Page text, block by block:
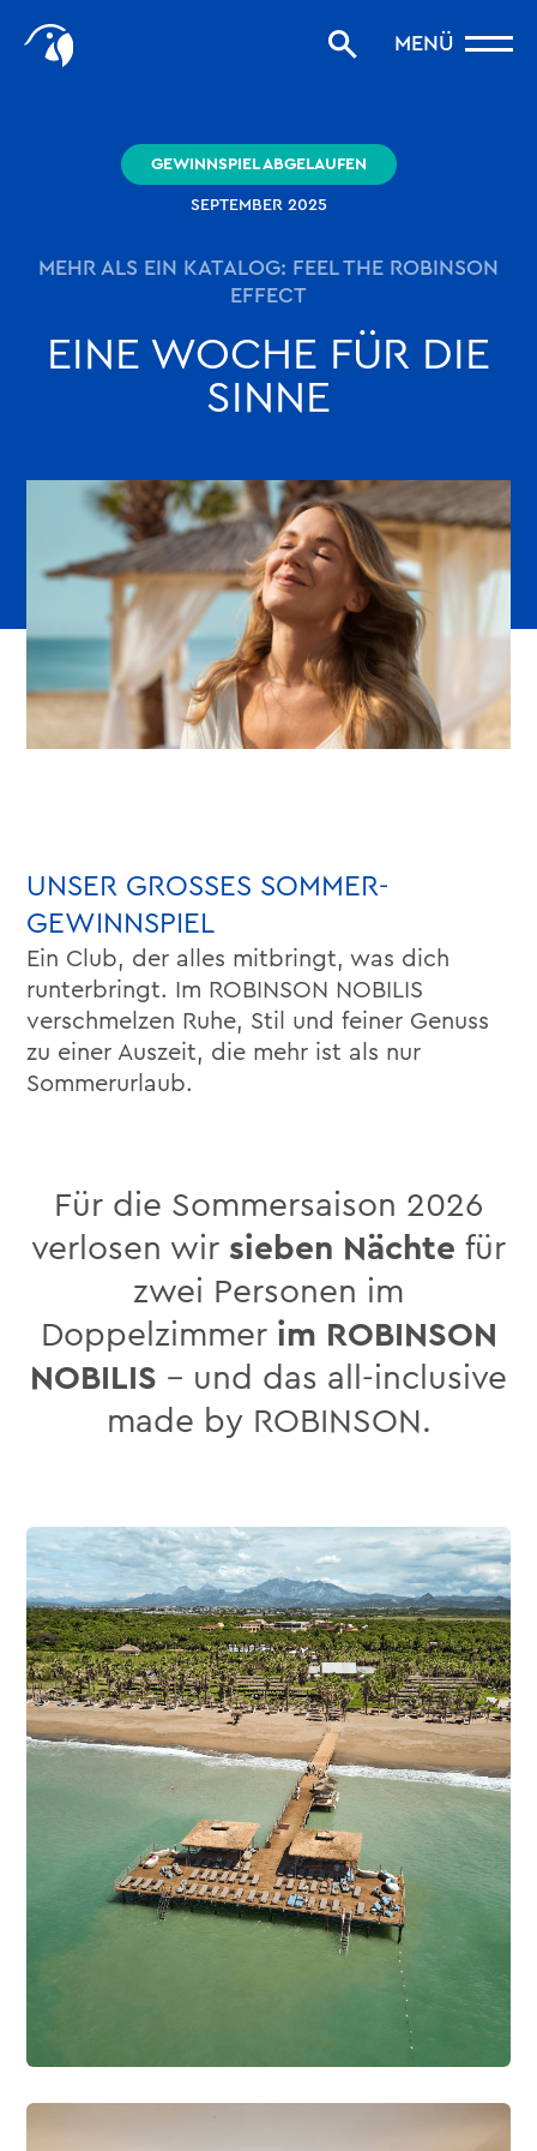
MENÜ
Start
Storys filtern
robinson.com
GEWINNSPIEL ABGELAUFEN
SEPTEMBER 2025
MEHR ALS EIN KATALOG: FEEL THE ROBINSON
EFFECT
EINE WOCHE FÜR DIE
SINNE
UNSER GROSSES SOMMER-
GEWINNSPIEL
Ein Club, der alles mitbringt, was dich
runterbringt. Im ROBINSON NOBILIS
verschmelzen Ruhe, Stil und feiner Genuss
zu einer Auszeit, die mehr ist als nur
Sommerurlaub.
Für die Sommersaison 2026
verlosen wir sieben Nächte für
zwei Personen im
Doppelzimmer im ROBINSON
NOBILIS – und das all-inclusive
made by ROBINSON.